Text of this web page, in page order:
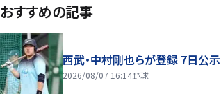
おすすめの記事
西武・中村剛也らが登録 7日公示
2026/08/07 16:14野球